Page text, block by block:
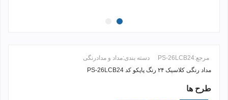
مرجع:PS-26LCB24 دسته بندی:مداد و مدادرنگی
مداد رنگی کلاسیک ۲۴ رنگ پاپکو کد PS-26LCB24
ادامه مطلب +
طرح ها